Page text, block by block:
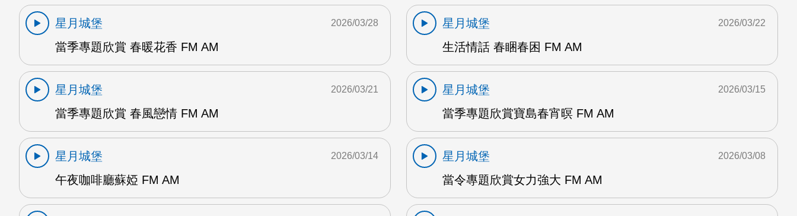
星月城堡
當季專題欣賞 春暖花香 FM AM
2026/03/28
星月城堡
生活情話 春睏春困 FM AM
2026/03/22
星月城堡
當季專題欣賞 春風戀情 FM AM
2026/03/21
星月城堡
當季專題欣賞寶島春宵暝 FM AM
2026/03/15
星月城堡
午夜咖啡廳蘇婭 FM AM
2026/03/14
星月城堡
當令專題欣賞女力強大 FM AM
2026/03/08